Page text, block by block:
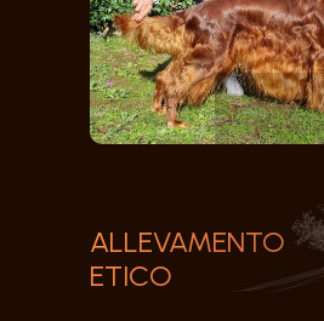
ALLEVAMENTO
ETICO